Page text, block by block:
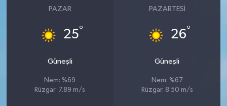
PAZAR
25°
Güneşli
Nem: %69
Rüzgar: 7.89 m/s
PAZARTESI
26°
Güneşli
Nem: %67
Rüzgar: 8.50 m/s